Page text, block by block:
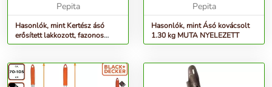
Pepita
Hasonlók, mint Kertész ásó
erősített lakkozott, fazonos
nyéllel MUTA
Pepita
Hasonlók, mint Ásó kovácsolt
1.30 kg MUTA NYELEZETT